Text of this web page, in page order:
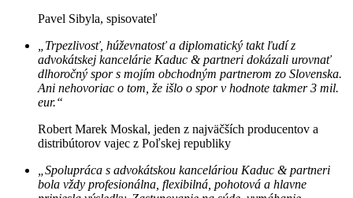
Pavel Sibyla, spisovateľ
„Trpezlivosť, húževnatosť a diplomatický takt ľudí z
advokátskej kancelárie Kaduc & partneri dokázali urovnať
dlhoročný spor s mojím obchodným partnerom zo Slovenska.
Ani nehovoriac o tom, že išlo o spor v hodnote takmer 3 mil.
eur.“
Robert Marek Moskal, jeden z najväčších producentov a
distribútorov vajec z Poľskej republiky
„Spolupráca s advokátskou kanceláriou Kaduc & partneri
bola vždy profesionálna, flexibilná, pohotová a hlavne